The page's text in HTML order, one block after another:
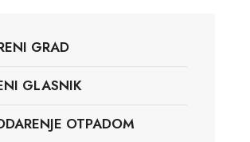
GRAD
GLASNIK
OTPADOM